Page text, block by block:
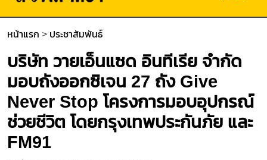
หน้าแรก > ประชาสัมพันธ์
บริษัท วายเอ็นแซด อินทีเรีย จำกัด
มอบถังออกซิเจน 27 ถัง Give
Never Stop โครงการมอบอุปกรณ์
ช่วยชีวิต โดยกรุงเทพประกันภัย และ
FM91